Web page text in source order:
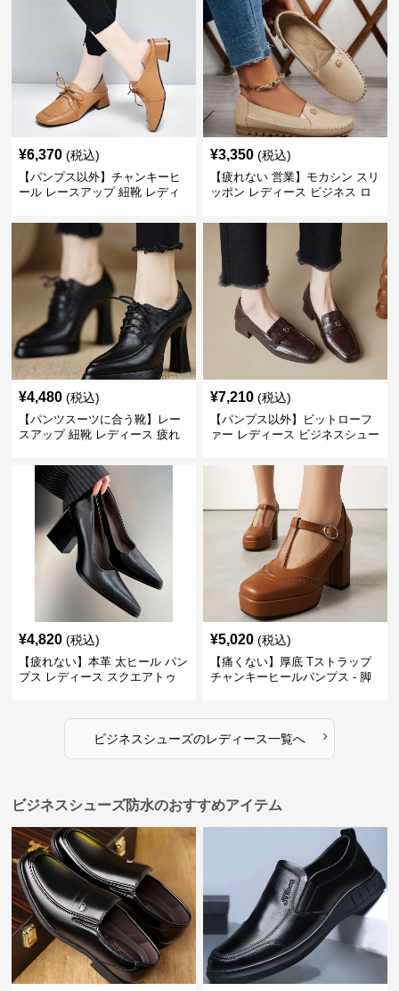
¥6,370 (税込)
【パンプス以外】チャンキーヒ
ール レースアップ 紐靴 レディ
ーツ スクエアトゥ 歩きやすい
¥3,350 (税込)
【疲れない 営業】モカシン スリ
ッポン レディース ビジネス ロ
ジュアル パンプス以外
¥4,480 (税込)
【パンツスーツに合う靴】レー
スアップ 紐靴 レディース 疲れ
ビジネスシューズ
¥7,210 (税込)
【パンプス以外】ビットローフ
ァー レディース ビジネスシュー
トゥ 疲れない スーツ
¥4,820 (税込)
【疲れない】本革 太ヒール パン
プス レディース スクエアトゥ
¥5,020 (税込)
【痛くない】厚底 Tストラップ
チャンキーヒールパンプス - 脚
ビジネスシューズのレディース一覧へ ›
ビジネスシューズ防水のおすすめアイテム